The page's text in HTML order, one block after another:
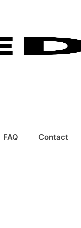
FAQ Contact